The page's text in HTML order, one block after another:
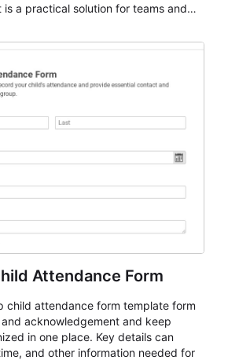
is a practical solution for teams and
Attendance Form
child attendance form template form
acknowledgement and keep
in one place. Key details can
and other information needed for